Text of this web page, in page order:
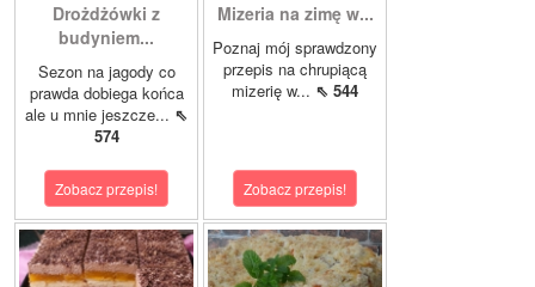
Drożdżówki z
budyniem...
Sezon na jagody co
prawda dobiega końca
ale u mnie jeszcze... ⇖
574
Zobacz przepis!
Mizeria na zimę w...
Poznaj mój sprawdzony
przepis na chrupiącą
mizerię w... ⇖ 544
Zobacz przepis!